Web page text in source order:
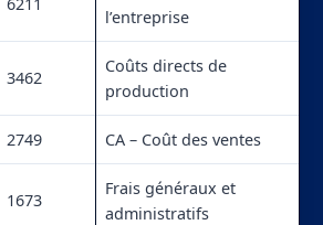
l’entreprise
3462
Coûts directs de
production
2749 CA – Coût des ventes
1673
Frais généraux et
administratifs